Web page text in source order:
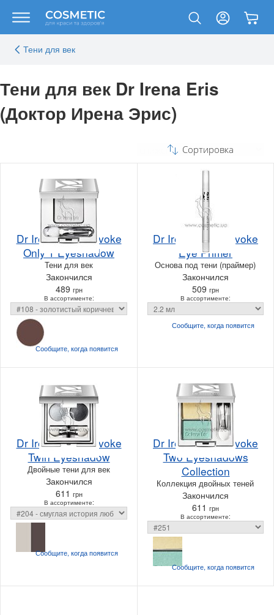
Тени для век
Тени для век Dr Irena Eris
(Доктор Ирена Эрис)
Сортировка
Dr Irena Eris Provoke
Only 1 Eyeshadow
Тени для век
Закончился
489 грн
В ассортименте:
Сообщите, когдапоявится
Dr Irena Eris Provoke
Eye Primer
Основа под тени (праймер)
Закончился
509 грн
В ассортименте:
Сообщите, когдапоявится
Dr Irena Eris Provoke
Twin Eyeshadow
Двойные тени для век
Закончился
611 грн
В ассортименте:
Сообщите, когдапоявится
Dr Irena Eris Provoke
Two Eyeshadows
Collection
Коллекция двойных теней
Закончился
611 грн
В ассортименте:
Сообщите, когдапоявится